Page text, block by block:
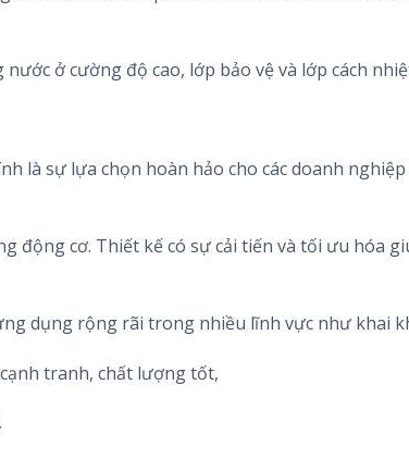
ở cường độ cao, lớp bảo vệ và lớp cách
là sự lựa chọn hoàn hảo cho các doanh
động cơ. Thiết kế có sự cải tiến và tối ưu hóa
dụng rộng rãi trong nhiều lĩnh vực như khai
tranh, chất lượng tốt,